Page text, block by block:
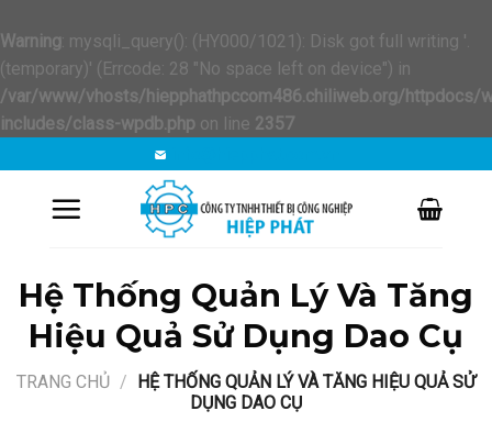
Warning: mysqli_query(): (HY000/1021): Disk got full writing '.
(temporary)' (Errcode: 28 "No space left on device") in
/var/www/vhosts/hiepphathpccom486.chiliweb.org/httpdocs/
includes/class-wpdb.php on line 2357
đến
Hệ Thống Quản Lý Và Tăng
Hiệu Quả Sử Dụng Dao Cụ
TRANG CHỦ /
HỆ THỐNG QUẢN LÝ VÀ TĂNG HIỆU QUẢ SỬ
DỤNG DAO CỤ